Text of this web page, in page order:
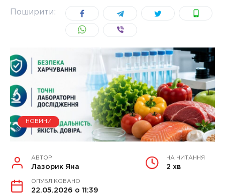
Поширити:
НОВИНИ
АВТОР
Лазорик Яна
НА ЧИТАННЯ
2 хв
ОПУБЛІКОВАНО
22.05.2026 о 11:39